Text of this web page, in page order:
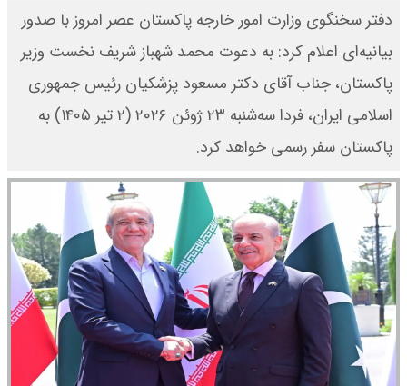
دفتر سخنگوی وزارت امور خارجه پاکستان عصر امروز با صدور
بیانیه‌ای اعلام کرد: به دعوت محمد شهباز شریف نخست وزیر
پاکستان، جناب آقای دکتر مسعود پزشکیان رئیس جمهوری
اسلامی ایران، فردا سه‌شنبه ۲۳ ژوئن ۲۰۲۶ (۲ تیر ۱۴۰۵) به
پاکستان سفر رسمی خواهد کرد.